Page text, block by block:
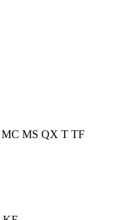
MC MS QX T TF